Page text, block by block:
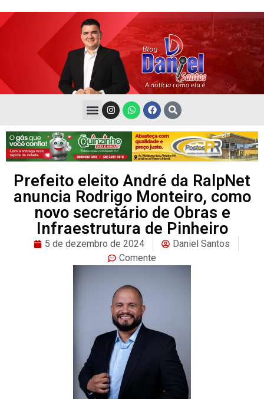
Prefeito eleito André da RalpNet
anuncia Rodrigo Monteiro, como
novo secretário de Obras e
Infraestrutura de Pinheiro
5 de dezembro de 2024
Daniel Santos
Comente